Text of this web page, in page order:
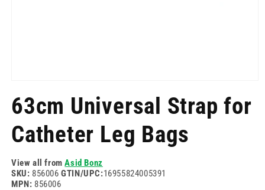
1
в
режим
63cm Universal Strap for
Catheter Leg Bags
View all fromAsid Bonz
SKU: 856006GTIN/UPC:16955824005391
MPN: 856006